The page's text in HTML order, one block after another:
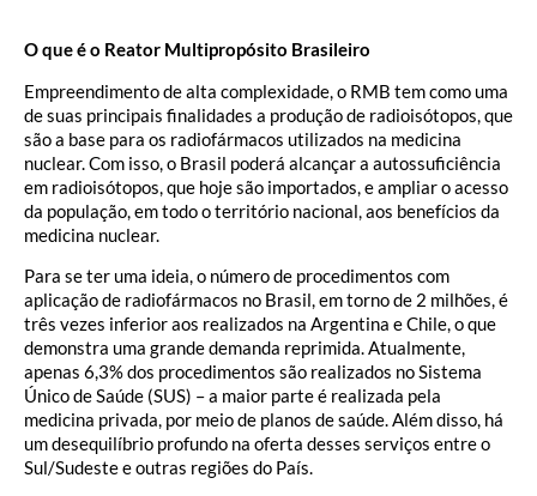
O que é o Reator Multipropósito Brasileiro
Empreendimento de alta complexidade, o RMB tem como uma
de suas principais finalidades a produção de radioisótopos, que
são a base para os radiofármacos utilizados na medicina
nuclear. Com isso, o Brasil poderá alcançar a autossuficiência
em radioisótopos, que hoje são importados, e ampliar o acesso
da população, em todo o território nacional, aos benefícios da
medicina nuclear.
Para se ter uma ideia, o número de procedimentos com
aplicação de radiofármacos no Brasil, em torno de 2 milhões, é
três vezes inferior aos realizados na Argentina e Chile, o que
demonstra uma grande demanda reprimida. Atualmente,
apenas 6,3% dos procedimentos são realizados no Sistema
Único de Saúde (SUS) – a maior parte é realizada pela
medicina privada, por meio de planos de saúde. Além disso, há
um desequilíbrio profundo na oferta desses serviços entre o
Sul/Sudeste e outras regiões do País.